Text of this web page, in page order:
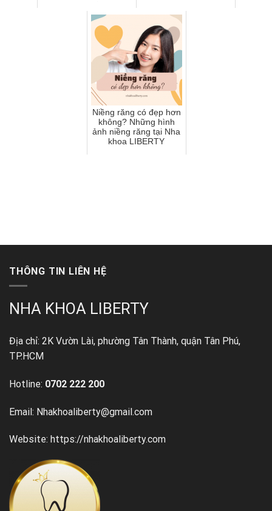
Niềng răng có đẹp hơn
không? Những hình
ảnh niềng răng tại Nha
khoa LIBERTY
THÔNG TIN LIÊN HỆ
NHA KHOA LIBERTY
Địa chỉ: 2K Vườn Lài, phường Tân Thành, quận Tân Phú,
TP.HCM
Hotline: 0702 222 200
Email: Nhakhoaliberty@gmail.com
Website: https://nhakhoaliberty.com